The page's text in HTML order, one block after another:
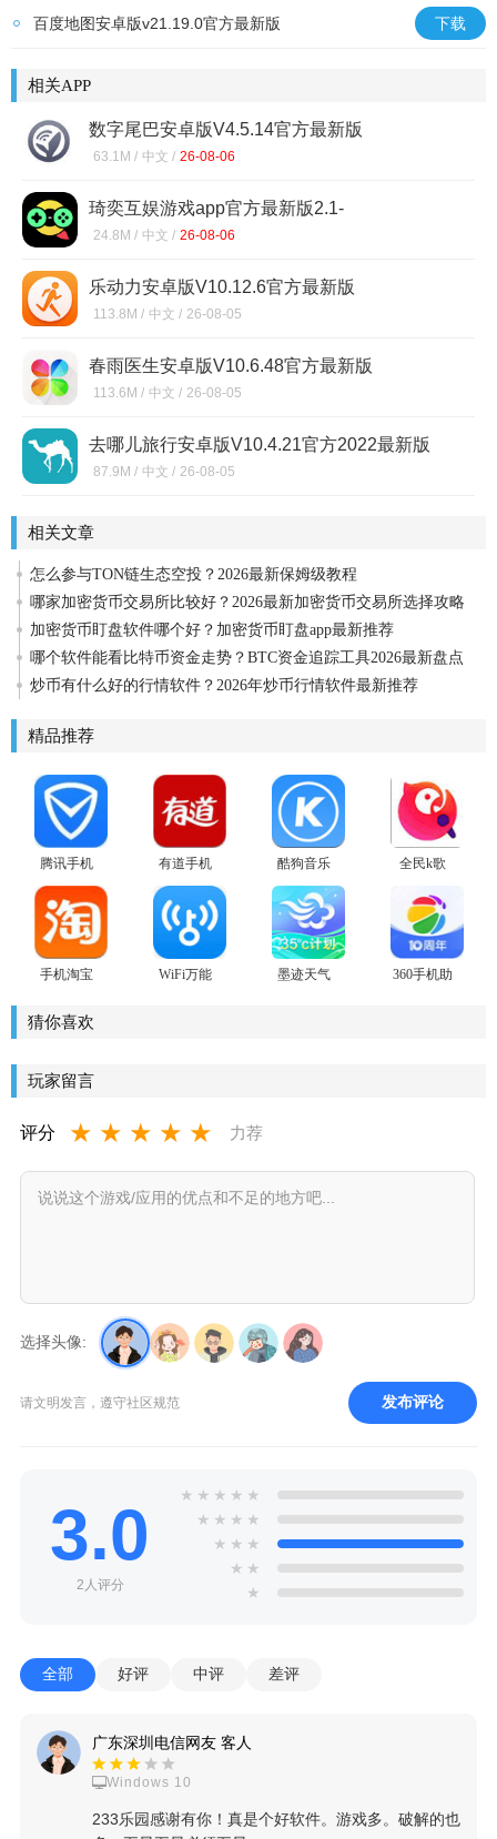
百度地图安卓版v21.19.0官方最新版 下载
相关APP
数字尾巴安卓版V4.5.14官方最新版
63.1M / 中文 / 26-08-06
琦奕互娱游戏app官方最新版2.1-
build20240411安卓版
24.8M / 中文 / 26-08-06
乐动力安卓版V10.12.6官方最新版
113.8M / 中文 / 26-08-05
春雨医生安卓版V10.6.48官方最新版
113.6M / 中文 / 26-08-05
去哪儿旅行安卓版V10.4.21官方2022最新版
87.9M / 中文 / 26-08-05
相关文章
怎么参与TON链生态空投？2026最新保姆级教程
哪家加密货币交易所比较好？2026最新加密货币交易所选择攻略
加密货币盯盘软件哪个好？加密货币盯盘app最新推荐
哪个软件能看比特币资金走势？BTC资金追踪工具2026最新盘点
炒币有什么好的行情软件？2026年炒币行情软件最新推荐
精品推荐
腾讯手机
管家app
有道手机
词典for
Android
酷狗音乐
安卓版
全民k歌
新版
手机淘宝
WiFi万能
墨迹天气
360手机助
猜你喜欢
玩家留言
评分 ★ ★ ★ ★ ★ 力荐
选择头像:
请文明发言，遵守社区规范 发布评论
3.0
2人评分
★ ★ ★ ★ ★
★ ★ ★ ★
★ ★ ★
★ ★
★
全部 好评 中评 差评
广东深圳电信网友 客人
Windows 10
233乐园感谢有你！真是个好软件。游戏多。破解的也